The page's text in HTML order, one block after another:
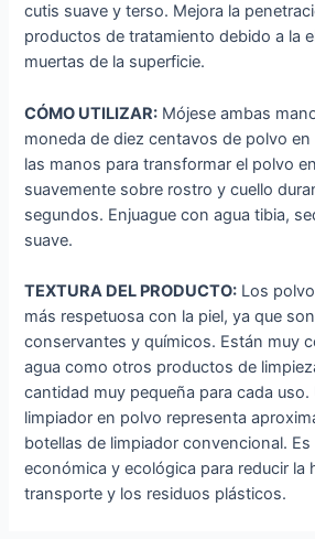
cutis suave y terso. Mejora la
productos de tratamiento debido a la
muertas de la superficie.
CÓMO UTILIZAR: Mójese ambas
moneda de diez centavos de polvo
las manos para transformar el polvo
suavemente sobre rostro y cuello
segundos. Enjuague con agua tibia,
suave.
TEXTURA DEL PRODUCTO: Los
más respetuosa con la piel, ya que
conservantes y químicos. Están muy
agua como otros productos de
cantidad muy pequeña para cada uso.
limpiador en polvo representa
botellas de limpiador convencional.
económica y ecológica para reducir la
transporte y los residuos plásticos.